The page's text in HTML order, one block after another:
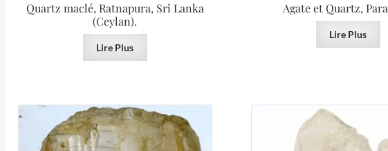
Quartz maclé, Ratnapura, Sri Lanka
(Ceylan).
Lire Plus
Agate et Quartz,
Lire Plus